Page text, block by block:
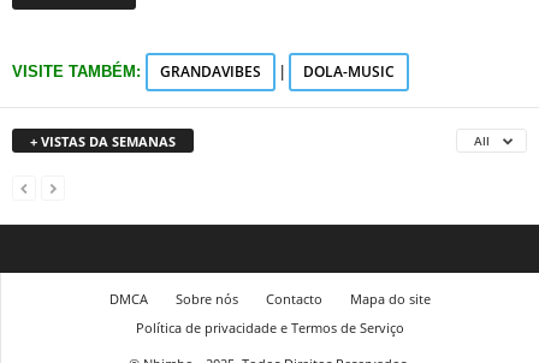
VISITE TAMBÉM: GRANDAVIBES DOLA-MUSIC
+ VISTAS DA SEMANAS All
DMCA Sobre nós Contacto
Mapa do site
Política de privacidade e Termos de Serviço